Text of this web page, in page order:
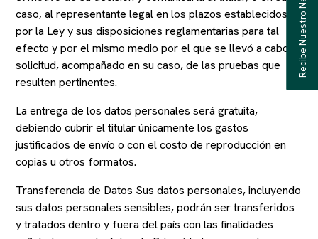
caso, al representante legal en los plazos establecidos
por la Ley y sus disposiciones reglamentarias para tal
efecto y por el mismo medio por el que se llevó a cabo la
solicitud, acompañado en su caso, de las pruebas que
resulten pertinentes.
La entrega de los datos personales será gratuita,
debiendo cubrir el titular únicamente los gastos
justificados de envío o con el costo de reproducción en
copias u otros formatos.
Transferencia de Datos Sus datos personales, incluyendo
sus datos personales sensibles, podrán ser transferidos
y tratados dentro y fuera del país con las finalidades